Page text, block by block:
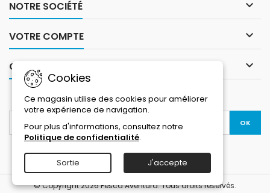
NOTRE SOCIÉTÉ 
VOTRE COMPTE 
CONTACT 
Cookies
Ce magasin utilise des cookies pour améliorer
votre expérience de navigation.
Pour plus d'informations, consultez notre
Politique de confidentialité.
Sortie J'accepte
LETTRE D'INFORMATIONS
Instagram
© Copyright 2026 Pesca Aventura. Tous droits réservés.